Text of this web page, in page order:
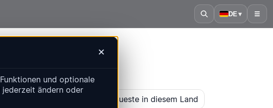
DE ▾ ☰
✕
und optionale
jederzeit ändern oder
Neueste in diesem Land